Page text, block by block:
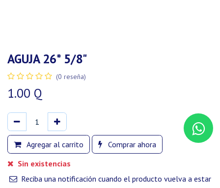
AGUJA 26* 5/8"
(0 reseña)
1.00 Q
Agregar al carrito
Comprar ahora
Sin existencias
Reciba una notificación cuando el producto vuelva a estar